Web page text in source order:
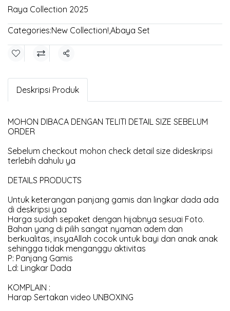
Raya Collection 2025
Categories:New Collection!,Abaya Set
Share
Deskripsi Produk
MOHON DIBACA DENGAN TELITI DETAIL SIZE SEBELUM
ORDER
Sebelum checkout mohon check detail size dideskripsi
terlebih dahulu ya
DETAILS PRODUCTS
Untuk keterangan panjang gamis dan lingkar dada ada
di deskripsi yaa
Harga sudah sepaket dengan hijabnya sesuai Foto.
Bahan yang di pilih sangat nyaman adem dan
berkualitas, insyaAllah cocok untuk bayi dan anak anak
sehingga tidak menganggu aktivitas
P: Panjang Gamis
Ld: Lingkar Dada
KOMPLAIN :
Harap Sertakan video UNBOXING